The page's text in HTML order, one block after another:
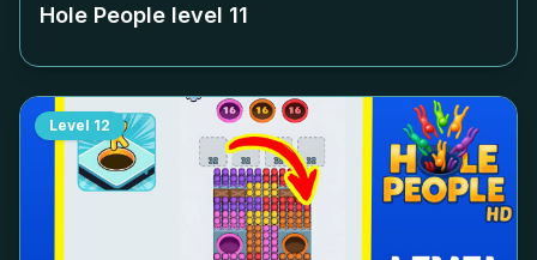
Hole People level 11
Level 12